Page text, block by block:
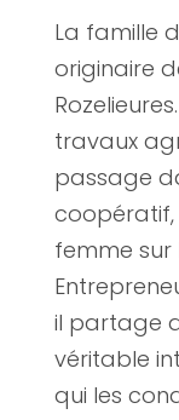
La famille
originaire
travaux
passage
coopératif,
femme sur
il partage
véritable
qui les